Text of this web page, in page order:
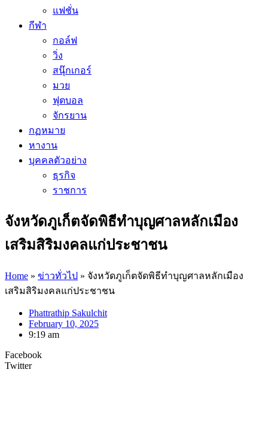
แฟชั่น
กีฬา
กอล์ฟ
วิ่ง
สนุ๊กเกอร์
มวย
ฟุตบอล
จักรยาน
กฏหมาย
หางาน
บุคคลตัวอย่าง
ธุรกิจ
ราชการ
จังหวัดภูเก็ตจัดพิธีทำบุญศาลหลักเมือง
เสริมสิริมงคลแก่ประชาชน
Home » ข่าวทั่วไป » จังหวัดภูเก็ตจัดพิธีทำบุญศาลหลักเมือง
เสริมสิริมงคลแก่ประชาชน
Phattrathip Sakulchit
February 10, 2025
9:19 am
Facebook
Twitter